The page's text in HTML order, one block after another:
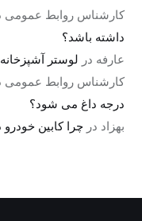
کارشناس روابط عمومی
داشته باشد؟
عارفه در لوستر
کارشناس روابط عمومی
درجه داغ می شود؟
بهزاد درچرا کابین خودرو در تابستان